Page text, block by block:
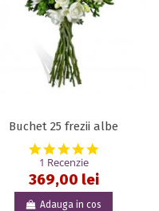
Buchet 25 frezii albe
5.0 star
1 Recenzie
369,00 lei
Adauga in cos